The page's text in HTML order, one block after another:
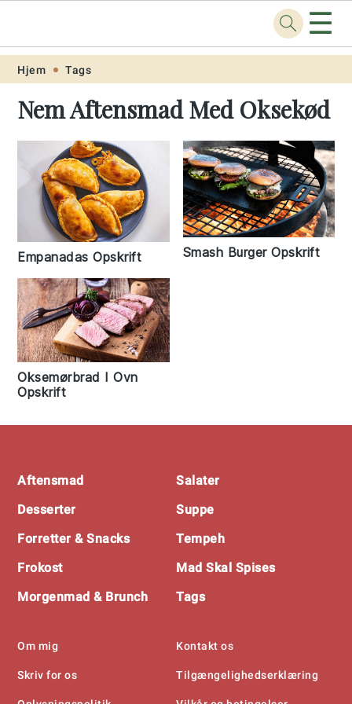
Skip
primary
navigation
Skip
main
content
Skip
primary
sidebar
Skip
footer
Opskrift.net ☰
Hjem Tags
Nem Aftensmad Med Oksekød
Empanadas Opskrift Smash Burger Opskrift
Oksemørbrad I Ovn
Opskrift
Footer
Aftensmad
Desserter
Forretter & Snacks
Frokost
Morgenmad & Brunch
Salater
Suppe
Tempeh
Mad Skal Spises
Tags
Om mig
Skriv for os
Kontakt os
Tilgængelighedserklæring